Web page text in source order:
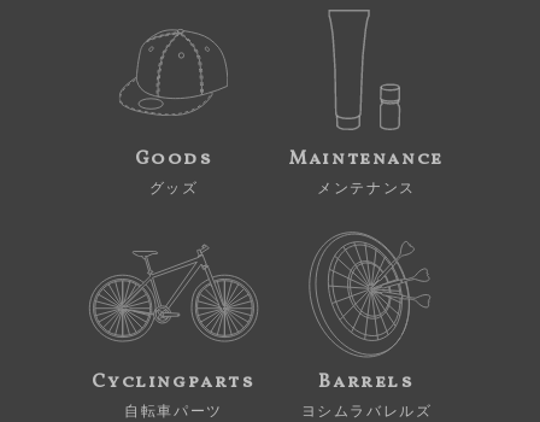
Goods
グッズ
Maintenance
メンテナンス
Cyclingparts
自転車パーツ
Barrels
ヨシムラバレルズ